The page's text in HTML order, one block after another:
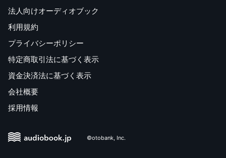
法人向けオーディオブック
利用規約
プライバシーポリシー
特定商取引法に基づく表示
資金決済法に基づく表示
会社概要
採用情報
©otobank, Inc.